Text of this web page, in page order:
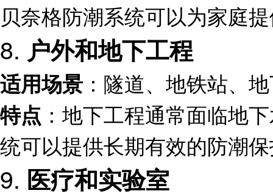
贝奈格防潮系统可以为家庭
8. 户外和地下工程
适用场景 ：隧道、地铁站、
特点 ：地下工程通常面临地
统可以提供长期有效的防潮
9. 医疗和实验室